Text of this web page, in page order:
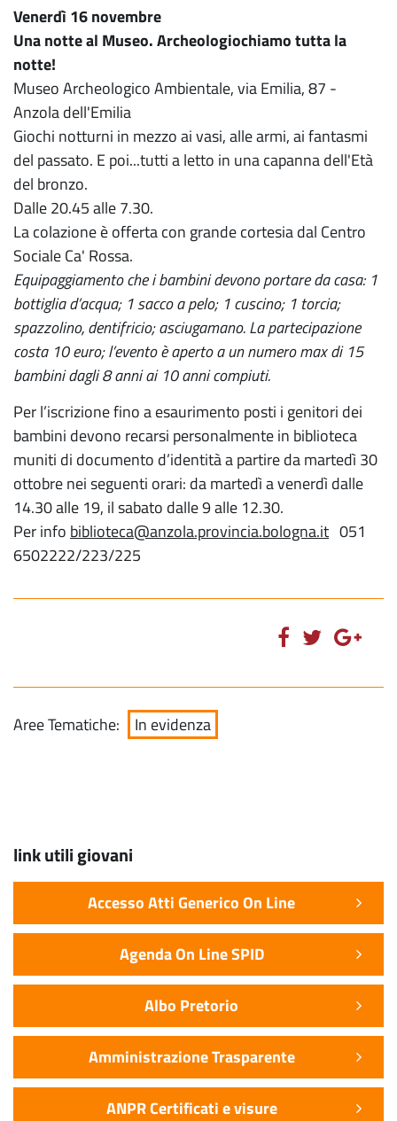
Venerdì 16 novembre
Una notte al Museo. Archeologiochiamo tutta la
notte!
Museo Archeologico Ambientale, via Emilia, 87 -
Anzola dell'Emilia
Giochi notturni in mezzo ai vasi, alle armi, ai fantasmi
del passato. E poi...tutti a letto in una capanna dell'Età
del bronzo.
Dalle 20.45 alle 7.30.
La colazione è offerta con grande cortesia dal Centro
Sociale Ca' Rossa.
Equipaggiamento che i bambini devono portare da casa: 1
bottiglia d’acqua; 1 sacco a pelo; 1 cuscino; 1 torcia;
spazzolino, dentifricio; asciugamano. La partecipazione
costa 10 euro; l’evento è aperto a un numero max di 15
bambini dagli 8 anni ai 10 anni compiuti.
Per l’iscrizione fino a esaurimento posti i genitori dei
bambini devono recarsi personalmente in biblioteca
muniti di documento d’identità a partire da martedì 30
ottobre nei seguenti orari: da martedì a venerdì dalle
14.30 alle 19, il sabato dalle 9 alle 12.30.
Per info biblioteca@anzola.provincia.bologna.it 051
6502222/223/225
Aree Tematiche: In evidenza
link utili giovani
Accesso Atti Generico On Line
Agenda On Line SPID
Albo Pretorio
Amministrazione Trasparente
ANPR Certificati e visure